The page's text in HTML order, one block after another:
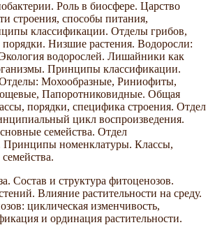
Роль в биосфере. Царство
строения, способы питания,
классификации. Отделы грибов,
Низшие растения. Водоросли:
водорослей. Лишайники как
Принципы классификации.
Мохообразные, Риниофиты,
Папоротниковидные. Общая
порядки, специфика строения. Отдел
цикл воспроизведения.
семейства. Отдел
номенклатуры. Классы,
Состав и структура фитоценозов.
Влияние растительности на среду.
циклическая изменчивость,
и ординация растительности.